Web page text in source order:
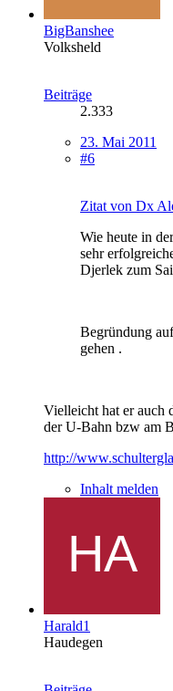
BigBanshee
Volksheld
Beiträge
2.333
23. Mai 2011
#6
Zitat von Dx
Wie heute in
sehr
Djerlek zum
Begründung
gehen .
Vielleicht hat er auch
der U-Bahn bzw am
http://
Inhalt melden
Harald1
Haudegen